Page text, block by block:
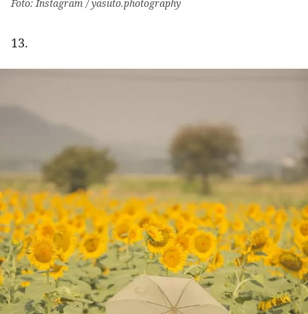
Foto: Instagram / yasuto.photography
13.